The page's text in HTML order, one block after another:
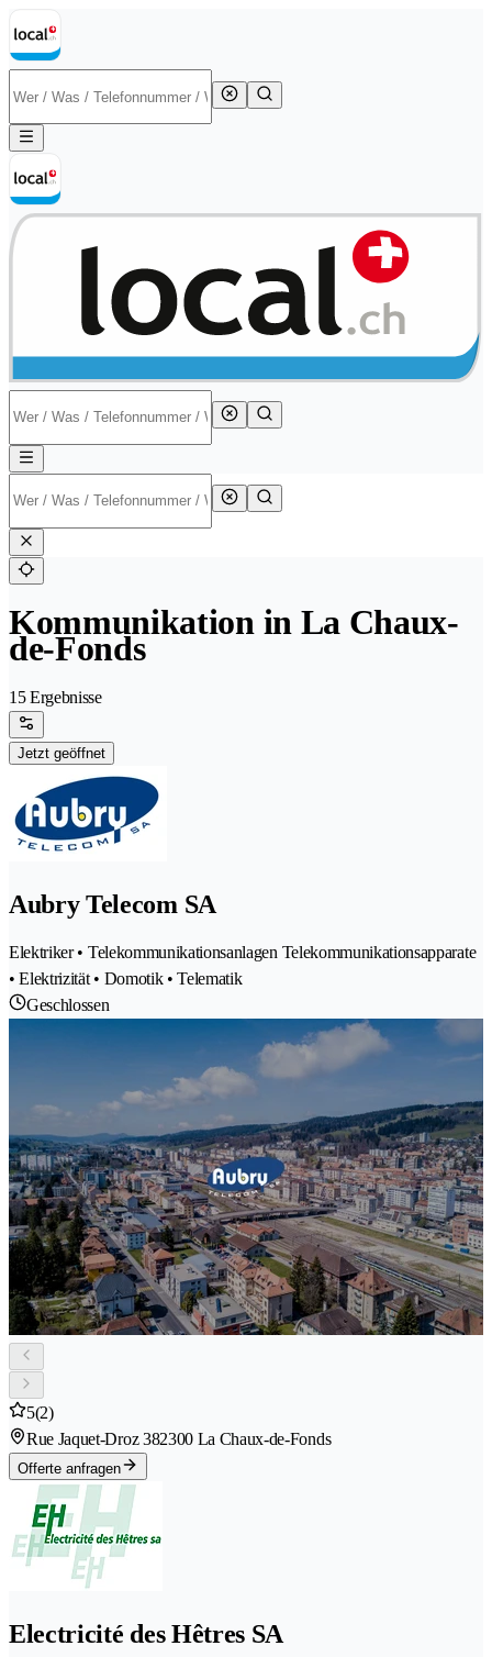
Kommunikation in La Chaux-
de-Fonds
15 Ergebnisse
Jetzt geöffnet
Aubry Telecom SA
Elektriker • Telekommunikationsanlagen Telekommunikationsapparate
• Elektrizität • Domotik • Telematik
Geschlossen
5(2)
Rue Jaquet-Droz 382300 La Chaux-de-Fonds
Offerte anfragen
Electricité des Hêtres SA